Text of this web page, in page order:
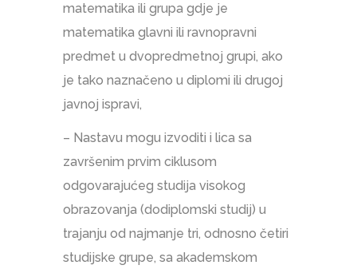
matematika ili grupa gdje je
matematika glavni ili ravnopravni
predmet u dvopredmetnoj grupi, ako
je tako naznačeno u diplomi ili drugoj
javnoj ispravi,
– Nastavu mogu izvoditi i lica sa
završenim prvim ciklusom
odgovarajućeg studija visokog
obrazovanja (dodiplomski studij) u
trajanju od najmanje tri, odnosno četiri
studijske grupe, sa akademskom